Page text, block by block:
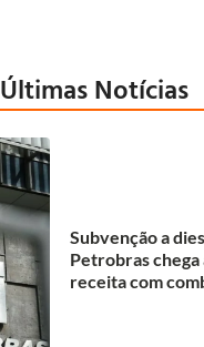
Últimas Notícias
Subvenção a
Petrobras chega
receita com